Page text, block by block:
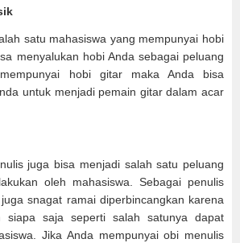
satu mahasiswa yang mempunyai hobi
menyalukan hobi Anda sebagai peluang
hobi gitar maka Anda bisa
untuk menjadi pemain gitar dalam acar
juga bisa menjadi salah satu peluang
oleh mahasiswa. Sebagai penulis
snagat ramai diperbincangkan karena
siapa saja seperti salah satunya dapat
Jika Anda mempunyai obi menulis